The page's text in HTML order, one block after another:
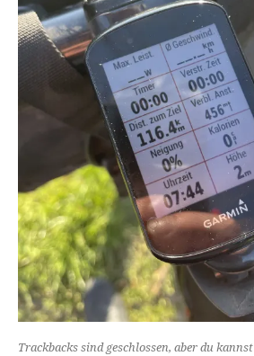
Trackbacks sind geschlossen, aber du kannst